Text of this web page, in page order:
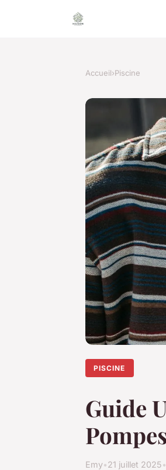
Accueil›Piscine
PISCINE
Guide
Emy•21 juillet 2025•